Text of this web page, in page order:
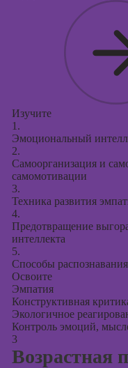
Изучите
1.
Эмоциональный
2.
Самоорганизация и
самомотивации
3.
Техника развития
4.
Предотвращение
интеллекта
5.
Способы
Освоите
Эмпатия
Конструктивная
Экологичное
Контроль эмоций,
3
Возрастная